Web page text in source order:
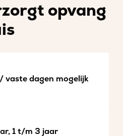
opvang
vaste dagen mogelijk
1 t/m 3 jaar